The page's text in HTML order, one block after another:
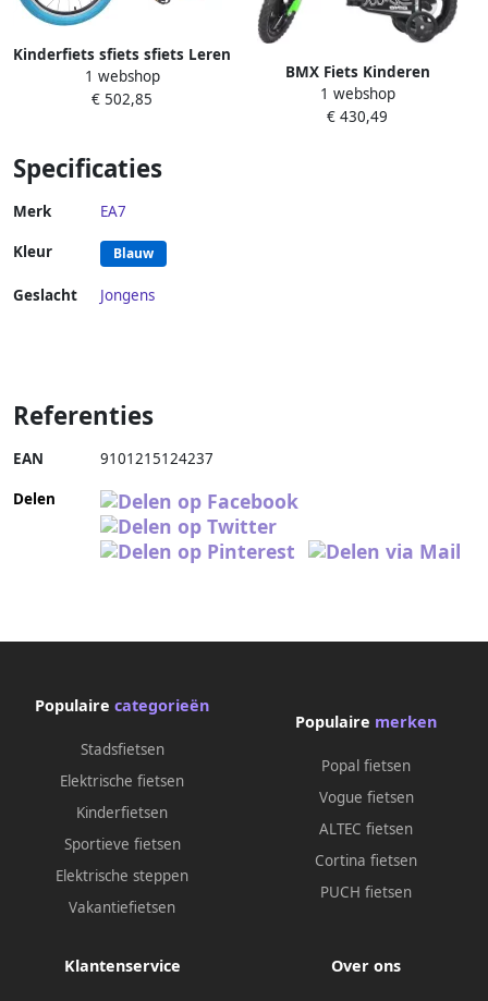
Kinderfiets sfiets sfiets Leren
Fietsen Terugtraprem 20
inch Rood
1 webshop
€ 502,85
BMX Fiets Kinderen
Jongensfiets Kinderfiets
Buiten Spelen Lichtgewicht
1 webshop
€ 430,49
Specificaties
Merk EA7
Kleur Blauw
Geslacht Jongens
Referenties
EAN 9101215124237
Delen
Populaire categorieën
Stadsfietsen
Elektrische fietsen
Kinderfietsen
Sportieve fietsen
Elektrische steppen
Vakantiefietsen
Populaire merken
Popal fietsen
Vogue fietsen
ALTEC fietsen
Cortina fietsen
PUCH fietsen
Klantenservice Over ons